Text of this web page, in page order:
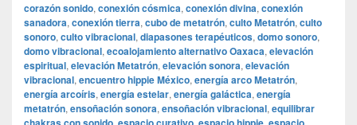
corazón sonido, conexión cósmica, conexión divina, conexión
sanadora, conexión tierra, cubo de metatrón, culto Metatrón, culto
sonoro, culto vibracional, diapasones terapéuticos, domo sonoro,
domo vibracional, ecoalojamiento alternativo Oaxaca, elevación
espiritual, elevación Metatrón, elevación sonora, elevación
vibracional, encuentro hippie México, energía arco Metatrón,
energía arcoíris, energía estelar, energía galáctica, energía
metatrón, ensoñación sonora, ensoñación vibracional, equilibrar